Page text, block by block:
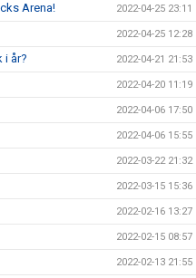
Arena! 2022-04-25 23:11
2022-04-25 12:28
i år? 2022-04-21 21:53
2022-04-20 11:19
2022-04-06 17:50
2022-04-06 15:55
2022-03-22 21:32
2022-03-15 15:36
2022-02-16 13:27
2022-02-15 08:57
2022-02-13 21:55